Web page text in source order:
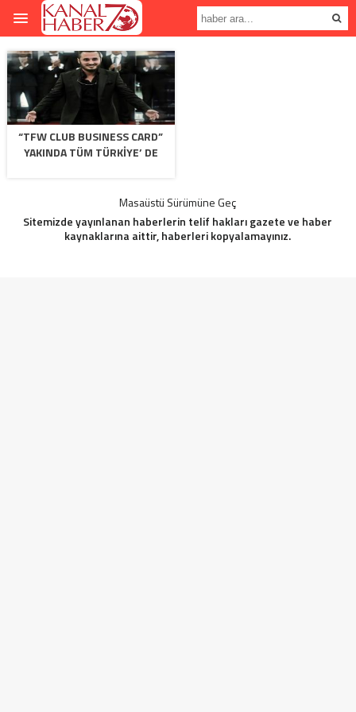
“TFW CLUB BUSINESS CARD”
YAKINDA TÜM TÜRKİYE’ DE
Masaüstü Sürümüne Geç
Sitemizde yayınlanan haberlerin telif hakları gazete ve haber
kaynaklarına aittir, haberleri kopyalamayınız.